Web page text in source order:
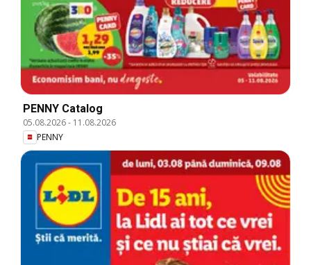
PENNY Catalog
05.08.2026- 11.08.2026
PENNY